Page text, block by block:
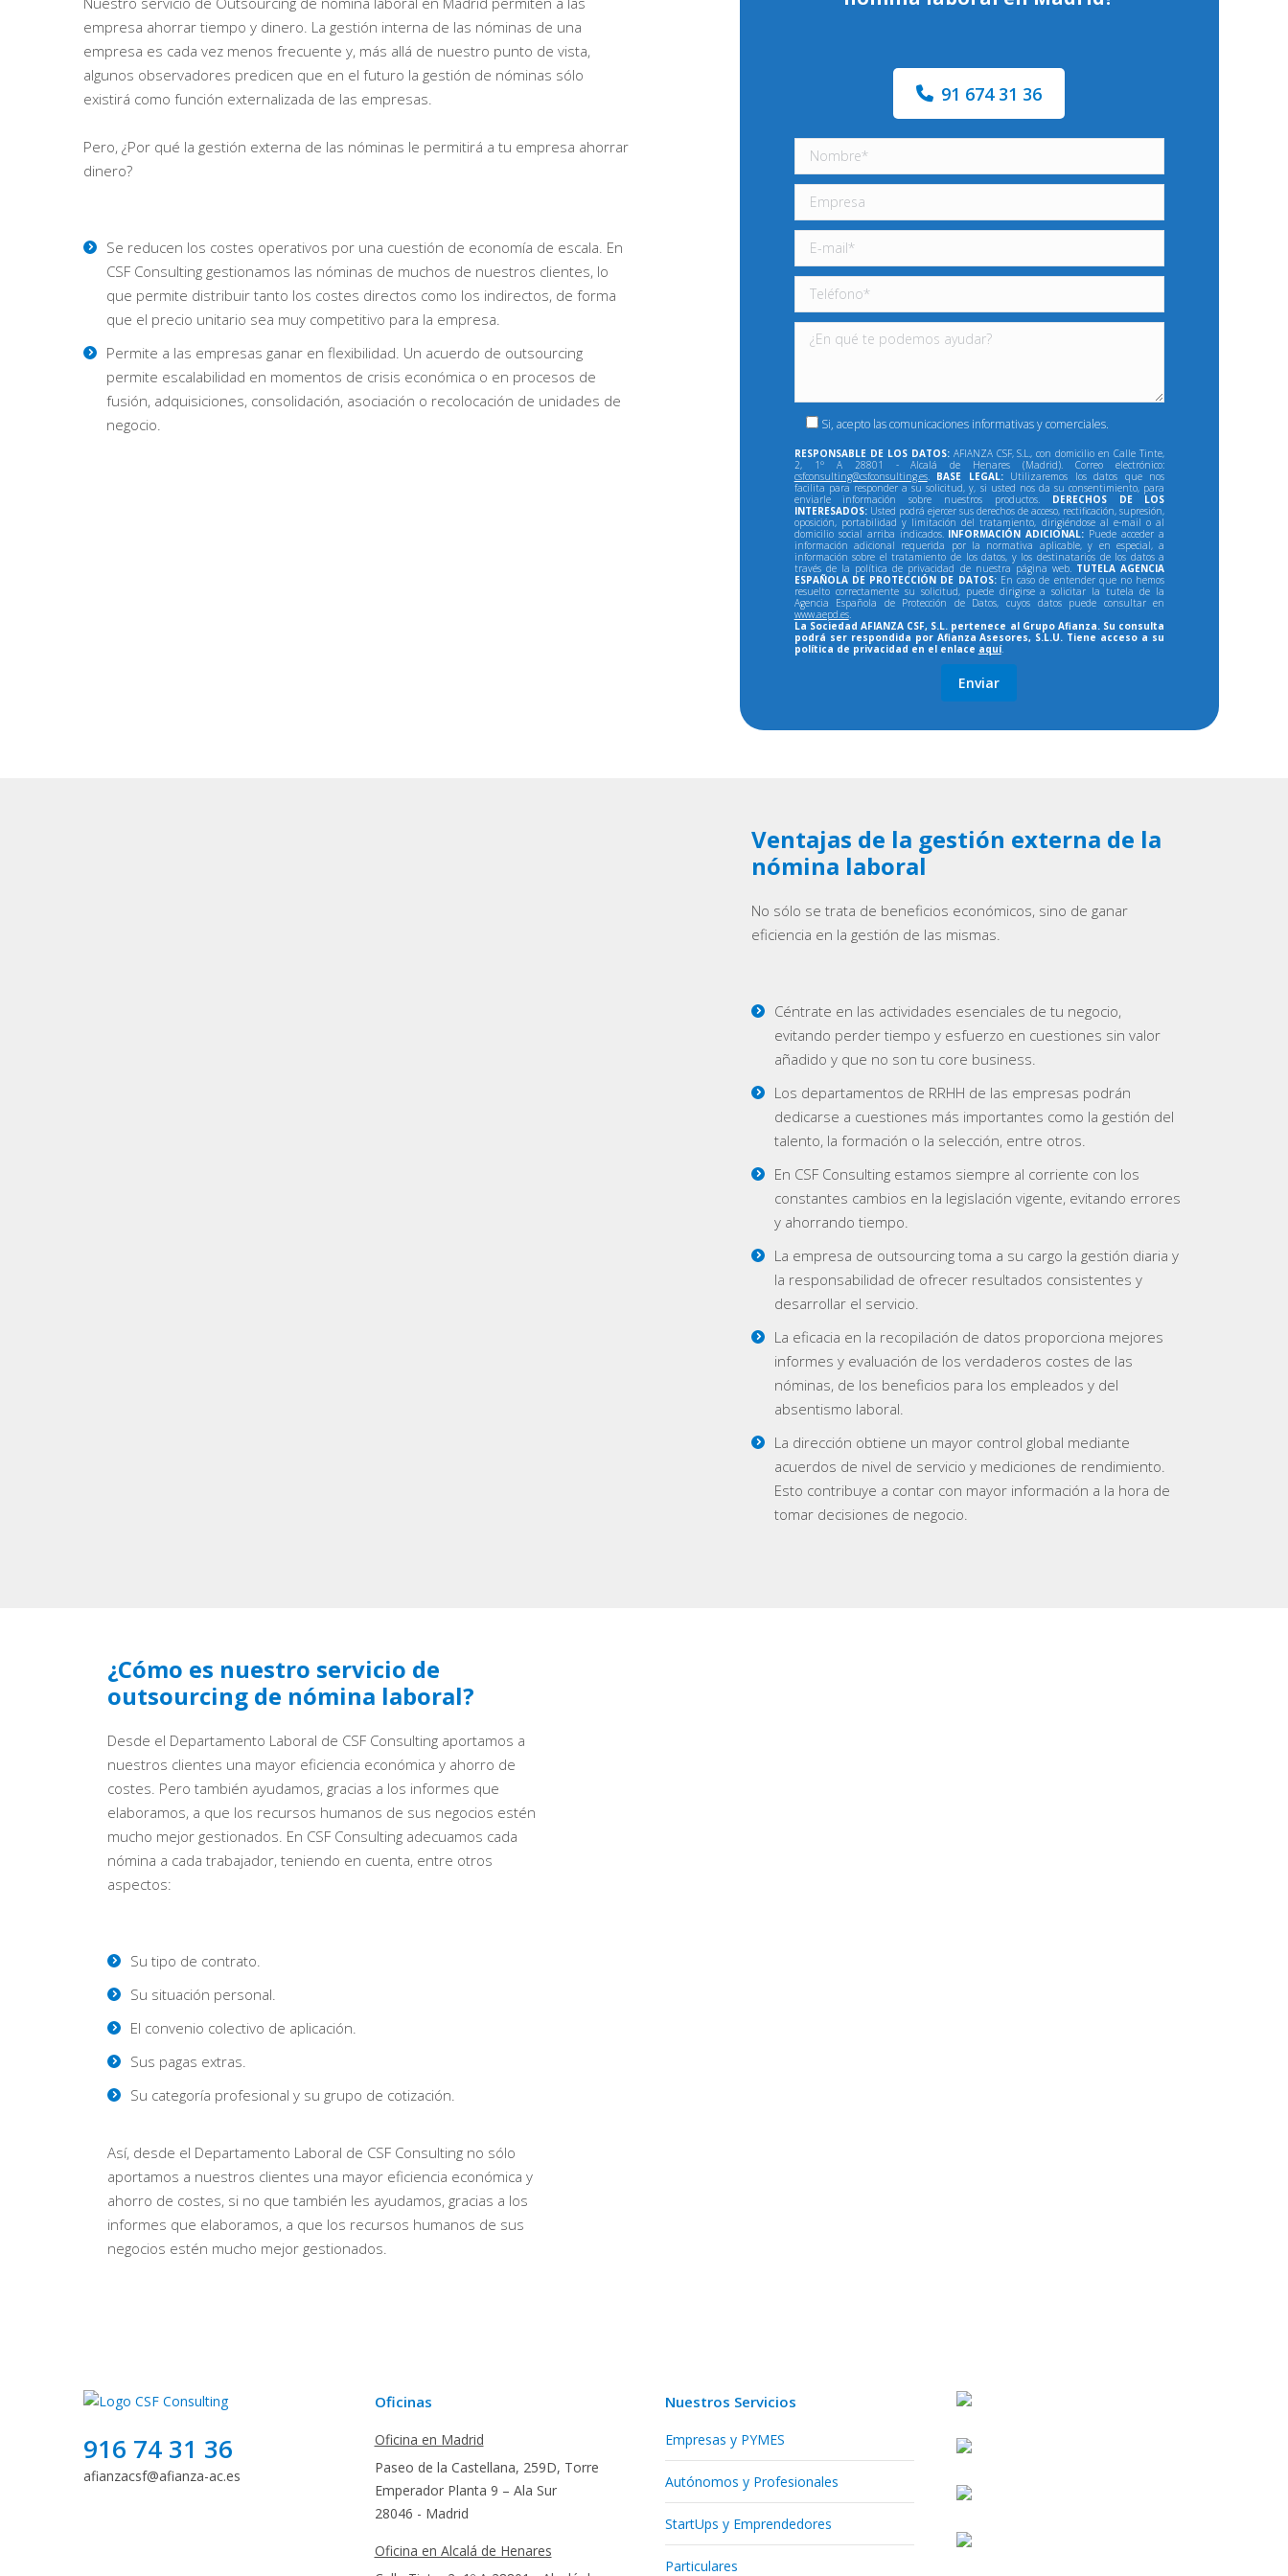
empresa ahorrar tiempo y dinero. La gestión interna de las nóminas de una
empresa es cada vez menos frecuente y, más allá de nuestro punto de vista,
algunos observadores predicen que en el futuro la gestión de nóminas sólo
existirá como función externalizada de las empresas.
Pero, ¿Por qué la gestión externa de las nóminas le permitirá a tu empresa ahorrar
dinero?
Se reducen los costes operativos por una cuestión de economía de escala. En
CSF Consulting gestionamos las nóminas de muchos de nuestros clientes, lo
que permite distribuir tanto los costes directos como los indirectos, de forma
que el precio unitario sea muy competitivo para la empresa.
Permite a las empresas ganar en flexibilidad. Un acuerdo de outsourcing
permite escalabilidad en momentos de crisis económica o en procesos de
fusión, adquisiciones, consolidación, asociación o recolocación de unidades de
negocio.
91 674 31 36
Si, acepto las comunicaciones informativas y comerciales.
RESPONSABLE DE LOS DATOS:AFIANZA CSF, S.L., con domicilio en Calle Tinte,
2, 1º A 28801 - Alcalá de Henares (Madrid). Correo electrónico:
csfconsulting@csfconsulting.es. BASE LEGAL:Utilizaremos los datos que nos
facilita para responder a su solicitud, y, si usted nos da su consentimiento, para
enviarle información sobre nuestros productos. DERECHOS DE LOS
INTERESADOS:Usted podrá ejercer sus derechos de acceso, rectificación, supresión,
oposición, portabilidad y limitación del tratamiento, dirigiéndose al e-mail o al
domicilio social arriba indicados. INFORMACIÓN ADICIONAL: Puede acceder a
información adicional requerida por la normativa aplicable, y en especial, a
información sobre el tratamiento de los datos, y los destinatarios de los datos a
través de la política de privacidad de nuestra página web. TUTELA AGENCIA
ESPAÑOLA DE PROTECCIÓN DE DATOS:En caso de entender que no hemos
resuelto correctamente su solicitud, puede dirigirse a solicitar la tutela de la
Agencia Española de Protección de Datos, cuyos datos puede consultar en
www.aepd.es.
La Sociedad AFIANZA CSF, S.L. pertenece al Grupo Afianza. Su consulta
podrá ser respondida por Afianza Asesores, S.L.U. Tiene acceso a su
política de privacidad en el enlace aquí.
Ventajas de la gestión externa de la
nómina laboral
No sólo se trata de beneficios económicos, sino de ganar
eficiencia en la gestión de las mismas.
Céntrate en las actividades esenciales de tu negocio,
evitando perder tiempo y esfuerzo en cuestiones sin valor
añadido y que no son tu core business.
Los departamentos de RRHH de las empresas podrán
dedicarse a cuestiones más importantes como la gestión del
talento, la formación o la selección, entre otros.
En CSF Consulting estamos siempre al corriente con los
constantes cambios en la legislación vigente, evitando errores
y ahorrando tiempo.
La empresa de outsourcing toma a su cargo la gestión diaria y
la responsabilidad de ofrecer resultados consistentes y
desarrollar el servicio.
La eficacia en la recopilación de datos proporciona mejores
informes y evaluación de los verdaderos costes de las
nóminas, de los beneficios para los empleados y del
absentismo laboral.
La dirección obtiene un mayor control global mediante
acuerdos de nivel de servicio y mediciones de rendimiento.
Esto contribuye a contar con mayor información a la hora de
tomar decisiones de negocio.
¿Cómo es nuestro servicio de
outsourcing de nómina laboral?
Desde el Departamento Laboral de CSF Consulting aportamos a
nuestros clientes una mayor eficiencia económica y ahorro de
costes. Pero también ayudamos, gracias a los informes que
elaboramos, a que los recursos humanos de sus negocios estén
mucho mejor gestionados. En CSF Consulting adecuamos cada
nómina a cada trabajador, teniendo en cuenta, entre otros
aspectos:
Su tipo de contrato.
Su situación personal.
El convenio colectivo de aplicación.
Sus pagas extras.
Su categoría profesional y su grupo de cotización.
Así, desde el Departamento Laboral de CSF Consulting no sólo
aportamos a nuestros clientes una mayor eficiencia económica y
ahorro de costes, si no que también les ayudamos, gracias a los
informes que elaboramos, a que los recursos humanos de sus
negocios estén mucho mejor gestionados.
916 74 31 36
afianzacsf@afianza-ac.es
Oficinas
Oficina en Madrid
Paseo de la Castellana, 259D, Torre
Emperador Planta 9 – Ala Sur
28046 - Madrid
Oficina en Alcalá de Henares
Nuestros Servicios
Empresas y PYMES
Autónomos y Profesionales
StartUps y Emprendedores
Particulares